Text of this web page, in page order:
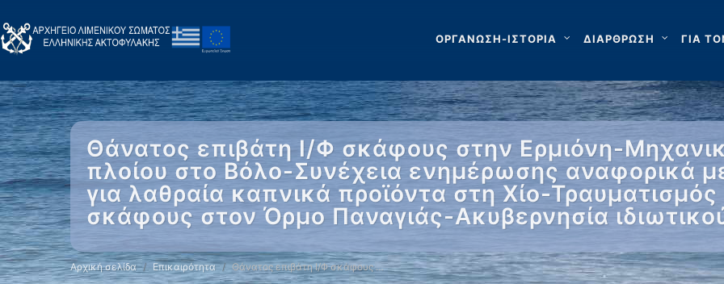
ΟΡΓΑΝΩΣΗ-ΙΣΤΟΡΙΑ ΔΙΑΡΘΡΩΣΗ ΓΙΑ
Θάνατος επιβάτη Ι/Φ σκάφους στην Ερμιόνη-
πλοίου στο Βόλο-Συνέχεια ενημέρωσης αναφορικά
για λαθραία καπνικά προϊόντα στη Χίο-
σκάφους στον Όρμο Παναγιάς-Ακυβερνησία
Αρχική σελίδα Επικαιρότητα Θάνατος επιβάτη Ι/Φ σκάφους …